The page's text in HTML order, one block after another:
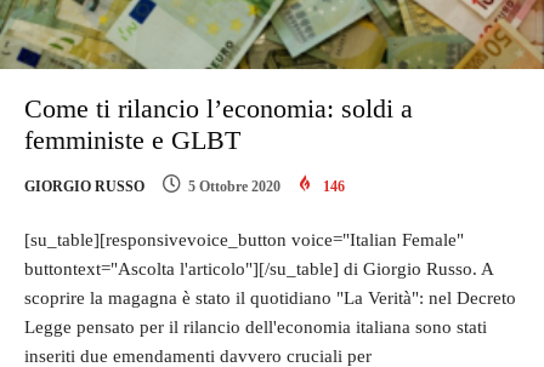
Come ti rilancio l’economia: soldi a
femministe e GLBT
GIORGIO RUSSO 5 Ottobre 2020 146
[su_table][responsivevoice_button voice="Italian Female"
buttontext="Ascolta l'articolo"][/su_table] di Giorgio Russo. A
scoprire la magagna è stato il quotidiano "La Verità": nel Decreto
Legge pensato per il rilancio dell'economia italiana sono stati
inseriti due emendamenti davvero cruciali per